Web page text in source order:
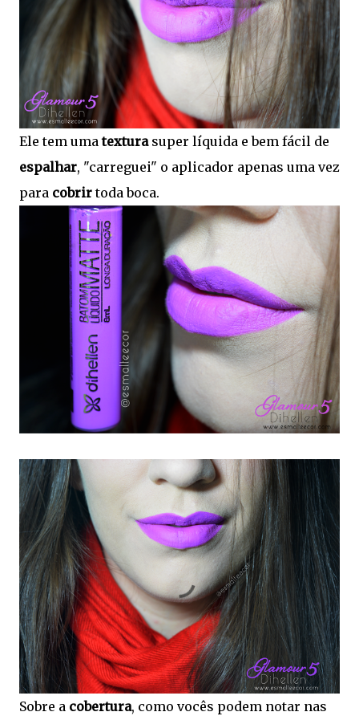
Ele tem umatextura super líquida e bem fácil de
espalhar, "carreguei" o aplicador apenas uma vez
para cobrirtoda boca.
Sobre a cobertura, como vocês podem notar nas